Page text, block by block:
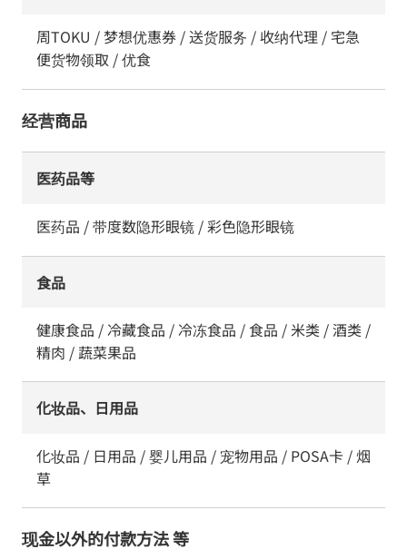
周TOKU / 梦想优惠券 / 送货服务 / 收纳代理 / 宅急
便货物领取 / 优食
经营商品
医药品等
医药品 / 带度数隐形眼镜 / 彩色隐形眼镜
食品
健康食品 / 冷藏食品 / 冷冻食品 / 食品 / 米类 / 酒类 /
精肉 / 蔬菜果品
化妆品、日用品
化妆品 / 日用品 / 婴儿用品 / 宠物用品 / POSA卡 / 烟
草
现金以外的付款方法 等